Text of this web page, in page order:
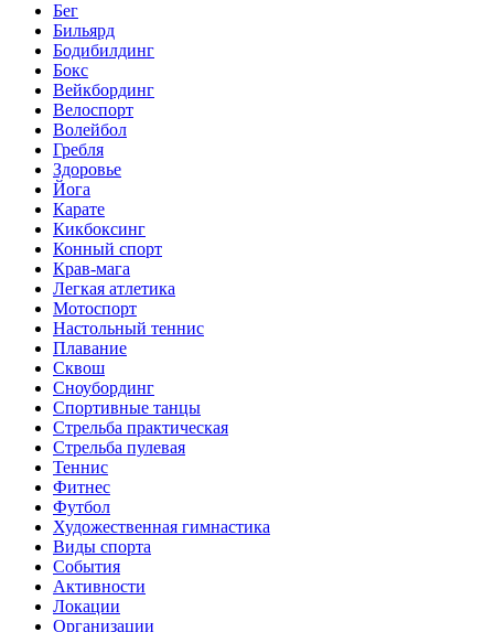
Бег
Бильярд
Бодибилдинг
Бокс
Вейкбординг
Велоспорт
Волейбол
Гребля
Здоровье
Йога
Карате
Кикбоксинг
Конный спорт
Крав-мага
Легкая атлетика
Мотоспорт
Настольный теннис
Плавание
Сквош
Сноубординг
Спортивные танцы
Стрельба практическая
Стрельба пулевая
Теннис
Фитнес
Футбол
Художественная гимнастика
Виды спорта
События
Активности
Локации
Организации